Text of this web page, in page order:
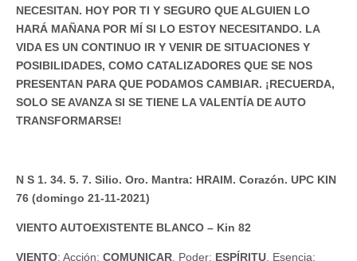
NECESITAN. HOY POR TI Y SEGURO QUE ALGUIEN LO
HARÁ MAÑANA POR MÍ SI LO ESTOY NECESITANDO. LA
VIDA ES UN CONTINUO IR Y VENIR DE SITUACIONES Y
POSIBILIDADES, COMO CATALIZADORES QUE SE NOS
PRESENTAN PARA QUE PODAMOS CAMBIAR. ¡RECUERDA,
SOLO SE AVANZA SI SE TIENE LA VALENTÍA DE AUTO
TRANSFORMARSE!
N S 1. 34. 5. 7. Silio. Oro. Mantra: HRAIM. Corazón. UPC KIN
76 (domingo 21-11-2021)
VIENTO AUTOEXISTENTE BLANCO – Kin 82
VIENTO: Acción: COMUNICAR. Poder: ESPÍRITU. Esencia: